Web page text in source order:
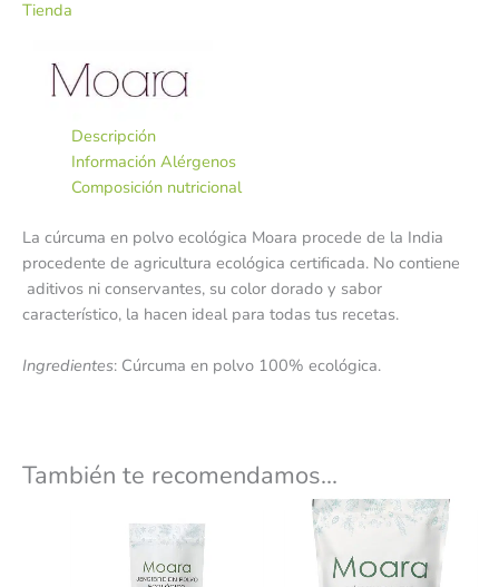
Tienda
Descripción
Información Alérgenos
Composición nutricional
La cúrcuma en polvo ecológica Moara procede de la India
procedente de agricultura ecológica certificada. No contiene
aditivos ni conservantes, su color dorado y sabor
característico, la hacen ideal para todas tus recetas.
Ingredientes: Cúrcuma en polvo 100% ecológica.
También te recomendamos…